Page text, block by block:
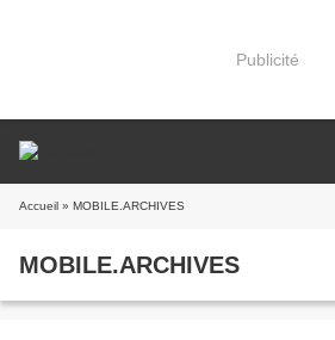
Publicité
Accueil » MOBILE.ARCHIVES
MOBILE.ARCHIVES